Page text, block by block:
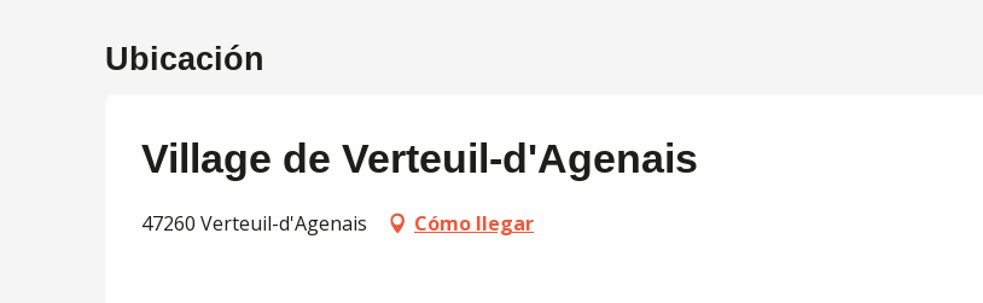
Ubicación
Village de Verteuil-d'Agenais
47260 Verteuil-d'Agenais Cómo llegar